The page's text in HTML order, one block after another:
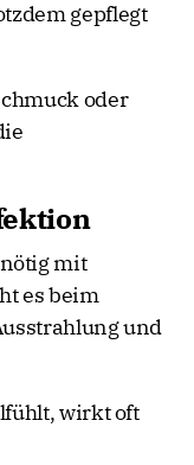
gepflegt
oder
mit
es beim
und
wirkt oft